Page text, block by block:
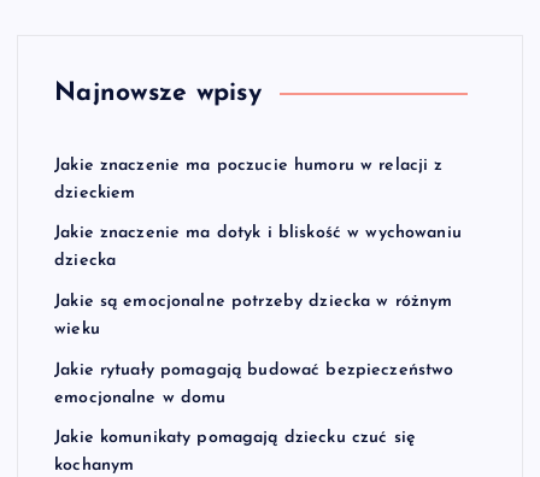
Najnowsze wpisy
Jakie znaczenie ma poczucie humoru w relacji z
dzieckiem
Jakie znaczenie ma dotyk i bliskość w wychowaniu
dziecka
Jakie są emocjonalne potrzeby dziecka w różnym
wieku
Jakie rytuały pomagają budować bezpieczeństwo
emocjonalne w domu
Jakie komunikaty pomagają dziecku czuć się
kochanym